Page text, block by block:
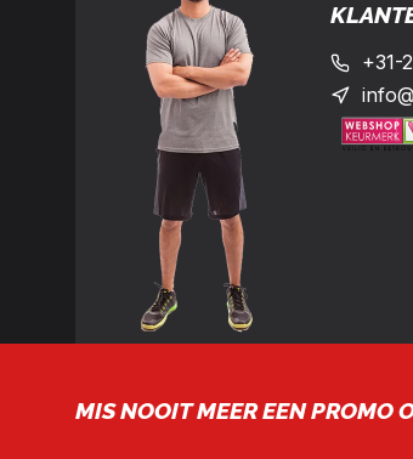
+31-
MIS NOOIT MEER EEN PROMO